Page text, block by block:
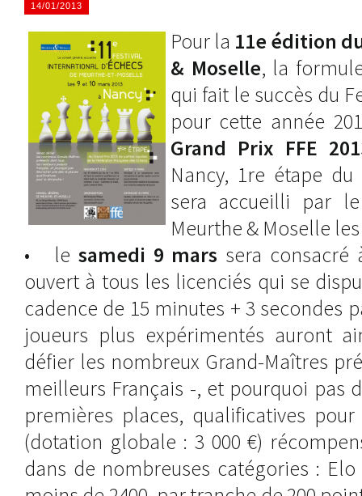
14/01/2013
Pour la 11e édition
& Moselle, la
qui fait le succès du
pour cette année
Grand Prix FFE
Nancy, 1re étape du
sera accueilli par
Meurthe & Moselle
• le samedi 9 mars sera
ouvert à tous les licenciés qui se
cadence de 15 minutes + 3 secondes
joueurs plus expérimentés auront
défier les nombreux Grand-Maîtres
meilleurs Français -, et pourquoi pas
premières places, qualificatives
(dotation globale : 3 000 €)
dans de nombreuses catégories :